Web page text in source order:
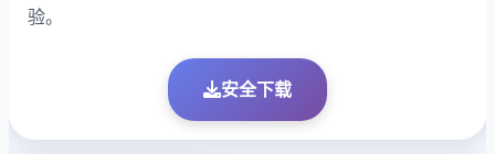
验。
安全下载